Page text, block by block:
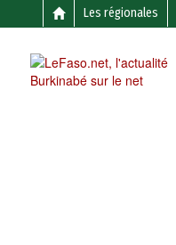
Les régionales